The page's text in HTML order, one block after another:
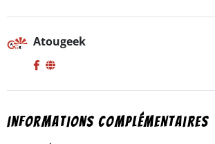
Atougeek
Informations complémentaires